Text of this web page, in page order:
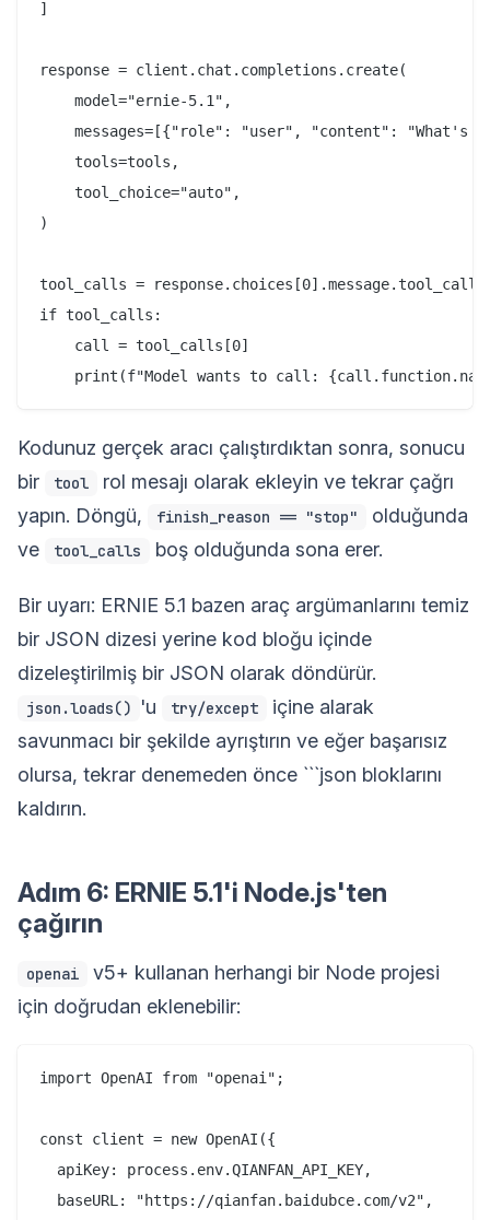
]
response = client.chat.completions.create(
    model="ernie-5.1",
messages=[{"role": "user", "content": "What's
    tools=tools,
    tool_choice="auto",
)
tool_calls = response.choices[0].message.tool_calls
if tool_calls:
    call = tool_calls[0]
Kodunuz gerçek aracı çalıştırdıktan sonra, sonucu
bir
tool
rol mesajı olarak ekleyin ve tekrar çağrı
yapın. Döngü,
finish_reason == "stop"
olduğunda
ve
tool_calls boş olduğunda sona erer.
Bir uyarı: ERNIE 5.1 bazen araç argümanlarını temiz
bir JSON dizesi yerine kod bloğu içinde
dizeleştirilmiş bir JSON olarak döndürür.
json.loads() 'u try/except
içine alarak
savunmacı bir şekilde ayrıştırın ve eğer başarısız
olursa, tekrar denemeden önce ```json bloklarını
kaldırın.
Adım 6: ERNIE 5.1'i Node.js'ten
çağırın
openai
v5+ kullanan herhangi bir Node projesi
için doğrudan eklenebilir:
import OpenAI from "openai";
const client = new OpenAI({
  apiKey: process.env.QIANFAN_API_KEY,
  baseURL: "https://qianfan.baidubce.com/v2",